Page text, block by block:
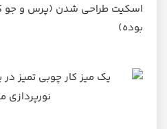
اسکیت طراحی شدن (پرس و جو
بوده)